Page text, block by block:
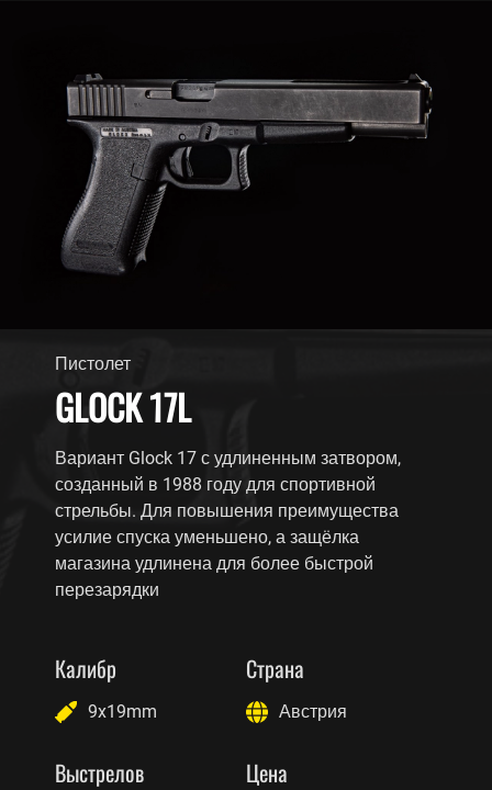
Пистолет
GLOCK 17L
Вариант Glock 17 с удлиненным затвором,
созданный в 1988 году для спортивной
стрельбы. Для повышения преимущества
усилие спуска уменьшено, а защёлка
магазина удлинена для более быстрой
перезарядки
Калибр
9x19mm
Страна
Австрия
Выстрелов Цена